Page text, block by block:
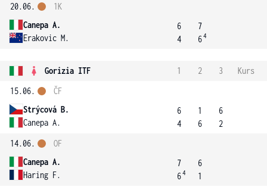
20.06.
Canepa A.
Erakovic M.
1K
6
4
7
64
Gorizia ITF 1 2 3
Kurs
15.06.
Strýcová B.
Canepa A.
ČF
6
4
1
6
6
2
14.06.
Canepa A.
Haring F.
OF
7
64
6
1